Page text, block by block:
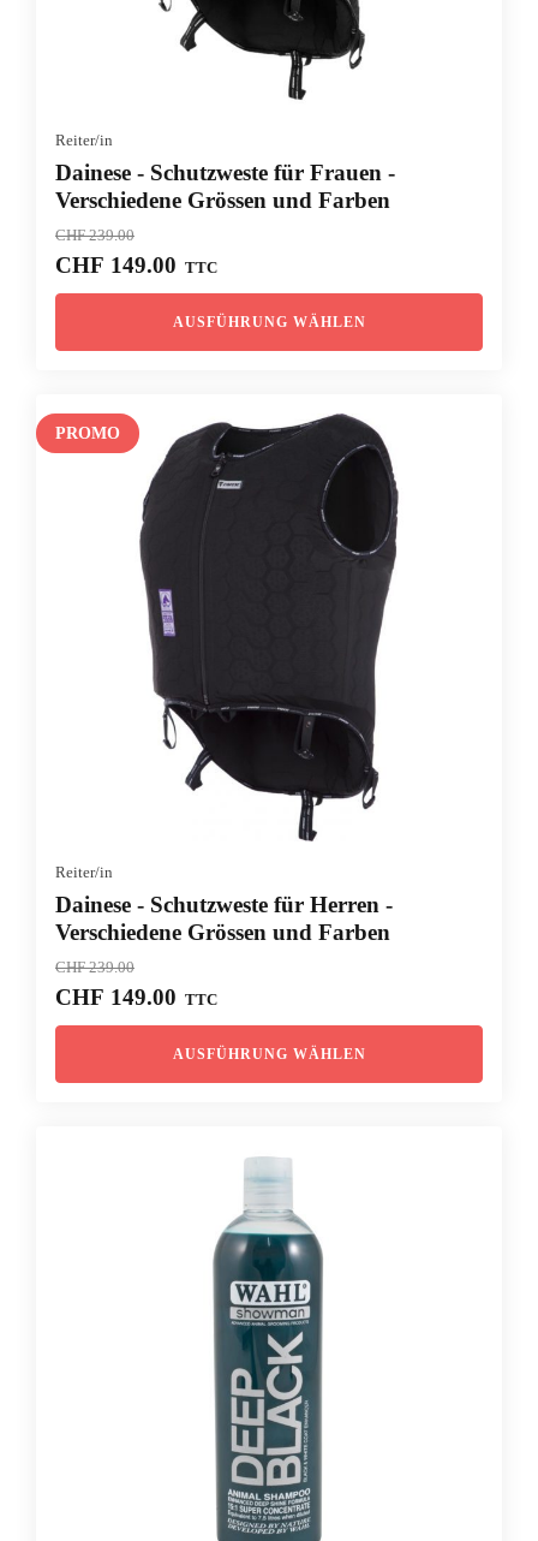
Reiter/in
Dainese - Schutzweste für Frauen -
Verschiedene Grössen und Farben
CHF239.00
Ursprünglicher
Preis
CHF 239.00
CHF 149.00 Aktueller
Preis
ist:
CHF 149.00.
TTC
AUSFÜHRUNG WÄHLEN
PROMO
Reiter/in
Dainese - Schutzweste für Herren -
Verschiedene Grössen und Farben
CHF239.00
Ursprünglicher
Preis
CHF 239.00
CHF 149.00 Aktueller
Preis
ist:
CHF 149.00.
TTC
AUSFÜHRUNG WÄHLEN